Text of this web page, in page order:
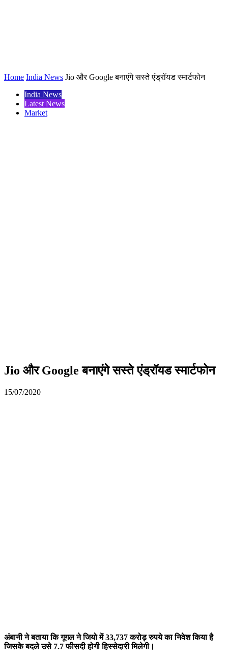
Home India News Jio और Google बनाएंगे सस्ते एंड्रॉयड स्मार्टफोन
India News
Latest News
Market
Jio और Google बनाएंगे सस्ते एंड्रॉयड स्मार्टफोन
15/07/2020
अंबानी ने बताया कि गूगल ने जियो में 33,737 करोड़ रुपये का निवेश किया है
जिसके बदले उसे 7.7 फीसदी होगी हिस्सेदारी मिलेगी।